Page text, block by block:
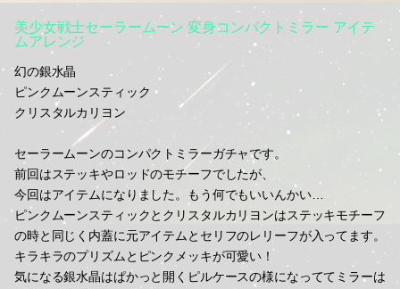
美少女戦士セーラームーン 変身コンパクトミラー アイテ
ムアレンジ
幻の銀水晶
ピンクムーンスティック
クリスタルカリヨン
セーラームーンのコンパクトミラーガチャです。
前回はステッキやロッドのモチーフでしたが、
今回はアイテムになりました。もう何でもいいんかい…
ピンクムーンスティックとクリスタルカリヨンはステッキモチーフ
の時と同じく内蓋に元アイテムとセリフのレリーフが入ってます。
キラキラのプリズムとピンクメッキが可愛い！
気になる銀水晶はぱかっと開くピルケースの様になっててミラーは